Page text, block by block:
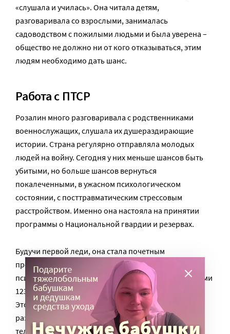
«слушала и училась». Она читала детям,
разговаривала со взрослыми, занималась
садоводством с пожилыми людьми и была уверена –
общество не должно ни от кого отказываться, этим
людям необходимо дать шанс.
Работа с ПТСР
Розалин много разговаривала с родственниками
военнослужащих, слушала их душераздирающие
истории. Страна регулярно отправляла молодых
людей на войну. Сегодня у них меньше шансов быть
убитыми, но больше шансов вернуться
покалеченными, в ужасном психологическом
состоянии, с посттравматическим стрессовым
расстройством. Именно она настояла на принятии
программы о Национальной гвардии и резервах.
Будучи первой леди, она стала почетным
председателем Президентской комиссии по
психическому здоровью и создала вместе с коллегами
123 общественных центра психического здоровья.
Этого было, конечно, недостаточно, центры были
разные, часто просто небольшие комнаты с
телефоном посреди маленького городка или